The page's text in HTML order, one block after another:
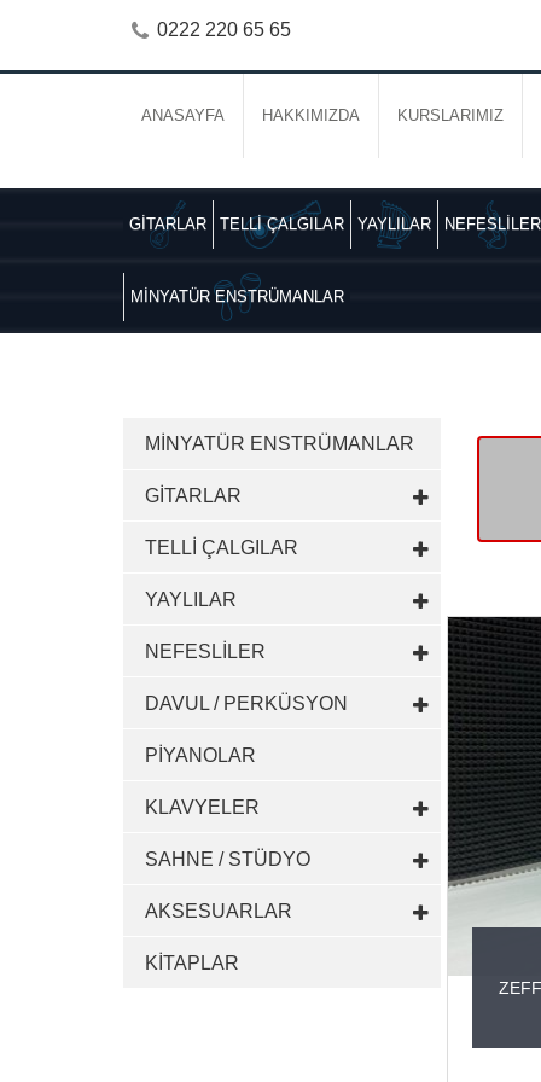
0222 220 65 65
ANASAYFA HAKKIMIZDA KURSLARIMIZ
GİTARLAR TELLİ ÇALGILAR YAYLILAR NEFESLİLER
MİNYATÜR ENSTRÜMANLAR
MİNYATÜR ENSTRÜMANLAR
GİTARLAR
TELLİ ÇALGILAR
YAYLILAR
NEFESLİLER
DAVUL / PERKÜSYON
PİYANOLAR
KLAVYELER
SAHNE / STÜDYO
AKSESUARLAR
KİTAPLAR